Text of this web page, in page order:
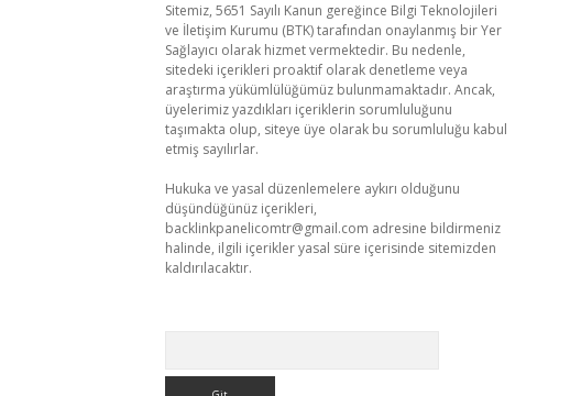
Sitemiz, 5651 Sayılı Kanun gereğince Bilgi Teknolojileri
ve İletişim Kurumu (BTK) tarafından onaylanmış bir Yer
Sağlayıcı olarak hizmet vermektedir. Bu nedenle,
sitedeki içerikleri proaktif olarak denetleme veya
araştırma yükümlülüğümüz bulunmamaktadır. Ancak,
üyelerimiz yazdıkları içeriklerin sorumluluğunu
taşımakta olup, siteye üye olarak bu sorumluluğu kabul
etmiş sayılırlar.
Hukuka ve yasal düzenlemelere aykırı olduğunu
düşündüğünüz içerikleri,
backlinkpanelicomtr@gmail.com adresine bildirmeniz
halinde, ilgili içerikler yasal süre içerisinde sitemizden
kaldırılacaktır.